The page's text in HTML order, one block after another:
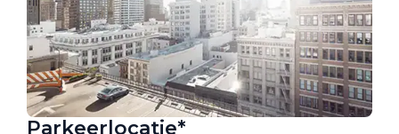
Parkeerlocatie*